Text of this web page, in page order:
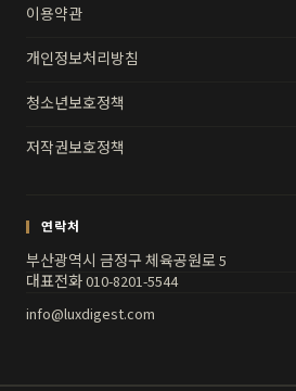
이용약관
개인정보처리방침
청소년보호정책
저작권보호정책
연락처
부산광역시 금정구 체육공원로 5
대표전화 010-8201-5544
info@luxdigest.com